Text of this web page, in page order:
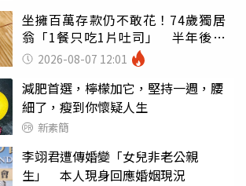
坐擁百萬存款仍不敢花！74歲獨居
翁「1餐只吃1片吐司」 半年後暴
瘦嚇壞女兒
2026-08-07 12:01
減肥首選，檸檬加它，堅持一週，腰
細了，瘦到你懷疑人生
新素簡
李翊君遭傳婚變「女兒非老公親
生」 本人現身回應婚姻現況